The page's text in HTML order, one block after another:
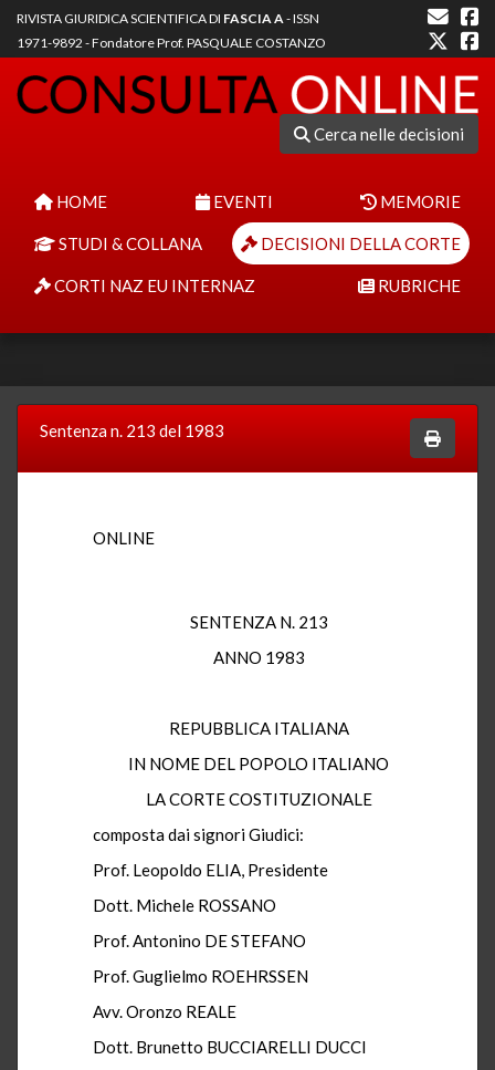
RIVISTA GIURIDICA SCIENTIFICA DI FASCIA A- ISSN
1971-9892 - Fondatore Prof. PASQUALE COSTANZO
Cerca nelle decisioni
HOME EVENTI MEMORIE
STUDI & COLLANA DECISIONI DELLA CORTE
CORTI NAZ EU INTERNAZ RUBRICHE
Sentenza n. 213 del 1983
ONLINE
SENTENZA N. 213
ANNO 1983
REPUBBLICA ITALIANA
IN NOME DEL POPOLO ITALIANO
LA CORTE COSTITUZIONALE
composta dai signori Giudici:
Prof. Leopoldo ELIA, Presidente
Dott. Michele ROSSANO
Prof. Antonino DE STEFANO
Prof. Guglielmo ROEHRSSEN
Avv. Oronzo REALE
Dott. Brunetto BUCCIARELLI DUCCI